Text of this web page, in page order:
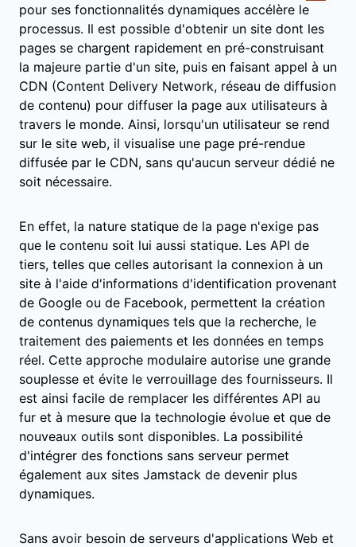
pour ses fonctionnalités dynamiques accélère le
processus. Il est possible d'obtenir un site dont les
pages se chargent rapidement en pré-construisant
la majeure partie d'un site, puis en faisant appel à un
CDN (Content Delivery Network, réseau de diffusion
de contenu) pour diffuser la page aux utilisateurs à
travers le monde. Ainsi, lorsqu'un utilisateur se rend
sur le site web, il visualise une page pré-rendue
diffusée par le CDN, sans qu'aucun serveur dédié ne
soit nécessaire.
En effet, la nature statique de la page n'exige pas
que le contenu soit lui aussi statique. Les API de
tiers, telles que celles autorisant la connexion à un
site à l'aide d'informations d'identification provenant
de Google ou de Facebook, permettent la création
de contenus dynamiques tels que la recherche, le
traitement des paiements et les données en temps
réel. Cette approche modulaire autorise une grande
souplesse et évite le verrouillage des fournisseurs. Il
est ainsi facile de remplacer les différentes API au
fur et à mesure que la technologie évolue et que de
nouveaux outils sont disponibles. La possibilité
d'intégrer des fonctions sans serveur permet
également aux sites Jamstack de devenir plus
dynamiques.
Sans avoir besoin de serveurs d'applications Web et